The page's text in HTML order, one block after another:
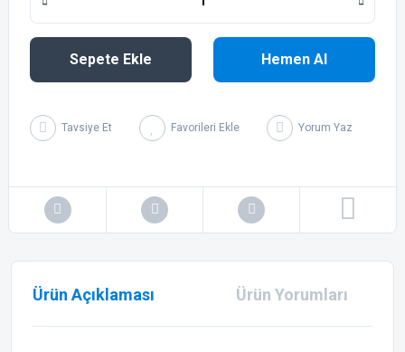
Sepete Ekle Hemen Al
Tavsiye Et Yorum Yaz
Ürün Açıklaması Ürün Yorumları